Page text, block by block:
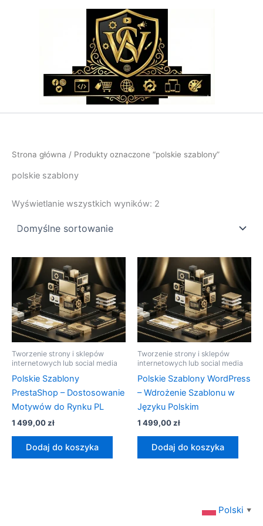
Strona główna / Produkty oznaczone “polskie szablony”
polskie szablony
Wyświetlanie wszystkich wyników: 2
Tworzenie strony i sklepów
internetowych lub social media
Polskie Szablony
PrestaShop – Dostosowanie
Motywów do Rynku PL
1 499,00zł
Dodaj do koszyka
Tworzenie strony i sklepów
internetowych lub social media
Polskie Szablony WordPress
– Wdrożenie Szablonu w
Języku Polskim
1 499,00zł
Dodaj do koszyka
Polski ▼